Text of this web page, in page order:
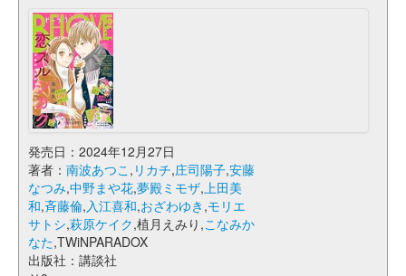
発売日：2024年12月27日
著者： 南波あつこ , リカチ,庄司陽子,安藤
なつみ,中野まや花,夢殿ミモザ,上田美
和,斉藤倫,入江喜和,おざわゆき ,モリエ
サトシ,萩原ケイク,植月えみり,こなみか
なた,TWiNPARADOX
出版社：講談社